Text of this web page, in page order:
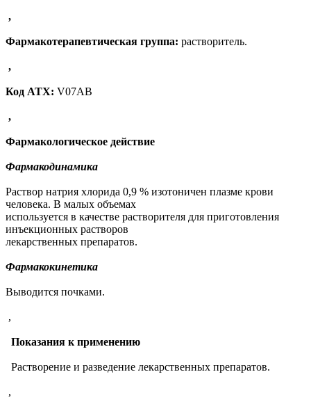
,
Фармакотерапевтическая группа: растворитель.
,
Код АТХ: V07AB
,
Фармакологическое действие
Фармакодинамика
Раствор натрия хлорида 0,9 % изотоничен плазме крови
человека. В малых объемах
используется в качестве растворителя для приготовления
инъекционных растворов
лекарственных препаратов.
Фармакокинетика
Выводится почками.
,
Показания к применению
Растворение и разведение лекарственных препаратов.
,